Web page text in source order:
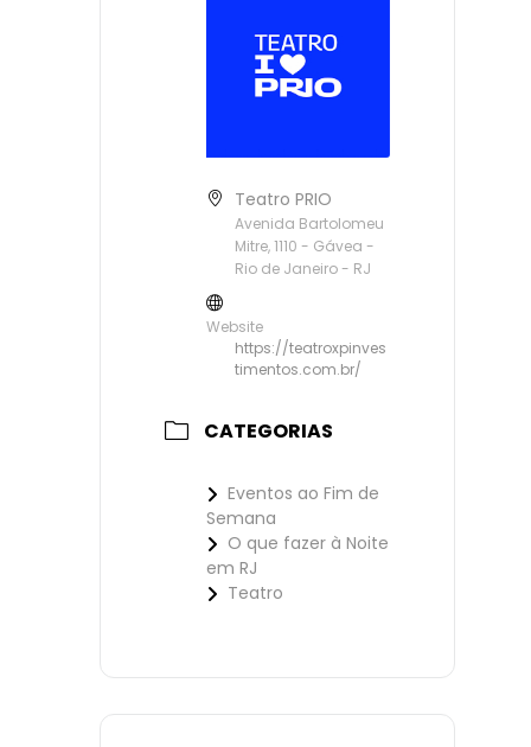
Teatro PRIO
Avenida Bartolomeu
Mitre, 1110 - Gávea -
Rio de Janeiro - RJ
Website
https://teatroxpinves
timentos.com.br/
CATEGORIAS
Eventos ao Fim de
Semana
O que fazer à Noite
em RJ
Teatro